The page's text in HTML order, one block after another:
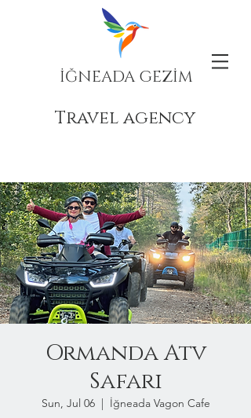
İĞNEADA GEZİM
Travel agency
Ormanda Atv
Safari
Sun, Jul 06
  |
İğneada Vagon Cafe